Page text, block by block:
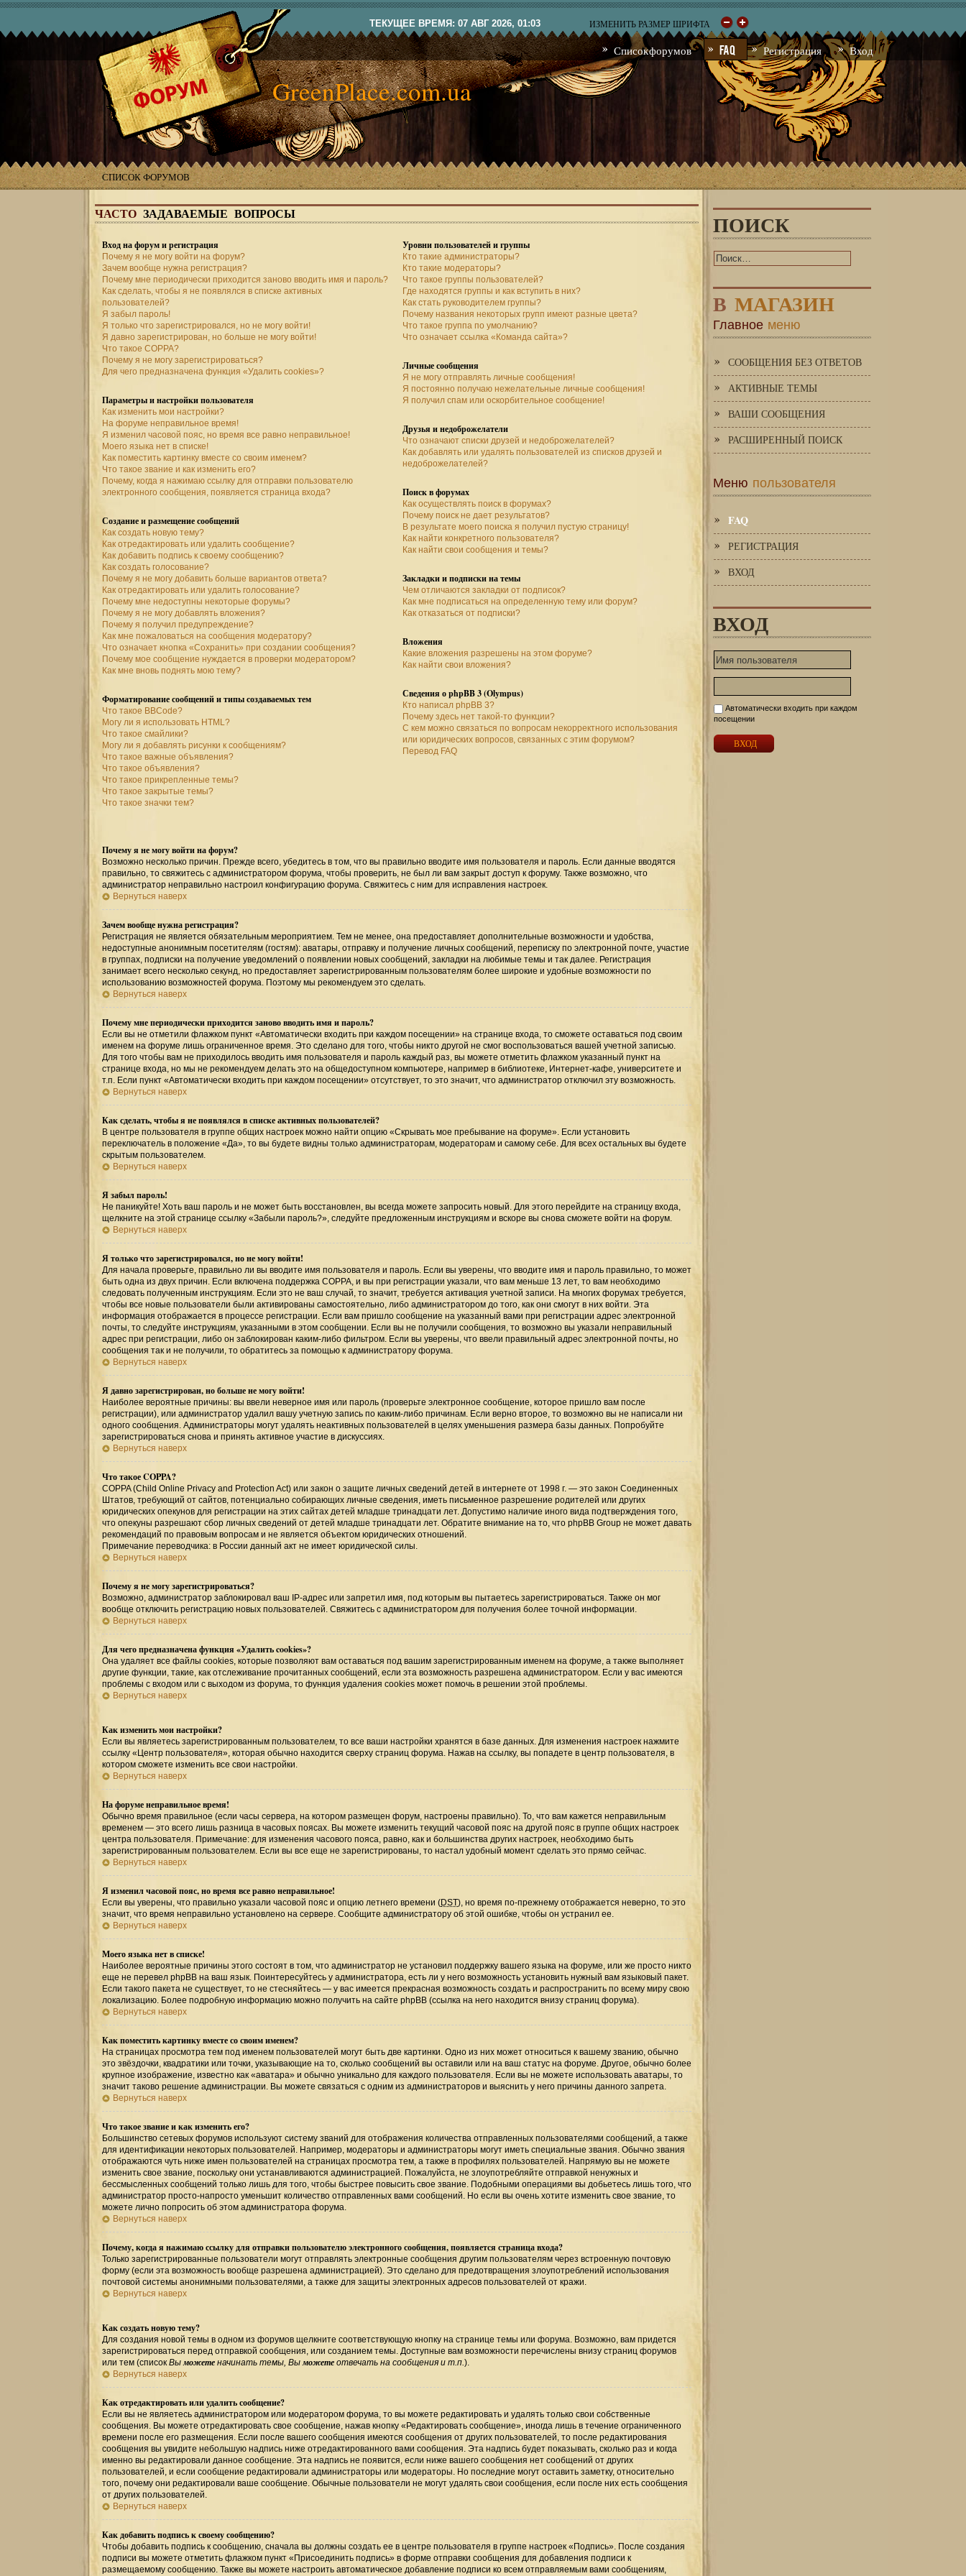
ТЕКУЩЕЕ ВРЕМЯ: 07 АВГ 2026, 01:03 ИЗМЕНИТЬ РАЗМЕР ШРИФТА
Список форумов FAQ Регистрация Вход
GreenPlace.com.ua
СПИСОК ФОРУМОВ
ЧАСТО ЗАДАВАЕМЫЕ ВОПРОСЫ
Вход на форум и регистрация
Почему я не могу войти на форум?
Зачем вообще нужна регистрация?
Почему мне периодически приходится заново вводить имя и пароль?
Как сделать, чтобы я не появлялся в списке активных
пользователей?
Я забыл пароль!
Я только что зарегистрировался, но не могу войти!
Я давно зарегистрирован, но больше не могу войти!
Что такое COPPA?
Почему я не могу зарегистрироваться?
Для чего предназначена функция «Удалить cookies»?
Параметры и настройки пользователя
Как изменить мои настройки?
На форуме неправильное время!
Я изменил часовой пояс, но время все равно неправильное!
Моего языка нет в списке!
Как поместить картинку вместе со своим именем?
Что такое звание и как изменить его?
Почему, когда я нажимаю ссылку для отправки пользователю
электронного сообщения, появляется страница входа?
Создание и размещение сообщений
Как создать новую тему?
Как отредактировать или удалить сообщение?
Как добавить подпись к своему сообщению?
Как создать голосование?
Почему я не могу добавить больше вариантов ответа?
Как отредактировать или удалить голосование?
Почему мне недоступны некоторые форумы?
Почему я не могу добавлять вложения?
Почему я получил предупреждение?
Как мне пожаловаться на сообщения модератору?
Что означает кнопка «Сохранить» при создании сообщения?
Почему мое сообщение нуждается в проверки модератором?
Как мне вновь поднять мою тему?
Форматирование сообщений и типы создаваемых тем
Что такое BBCode?
Могу ли я использовать HTML?
Что такое смайлики?
Могу ли я добавлять рисунки к сообщениям?
Что такое важные объявления?
Что такое объявления?
Что такое прикрепленные темы?
Что такое закрытые темы?
Что такое значки тем?
Уровни пользователей и группы
Кто такие администраторы?
Кто такие модераторы?
Что такое группы пользователей?
Где находятся группы и как вступить в них?
Как стать руководителем группы?
Почему названия некоторых групп имеют разные цвета?
Что такое группа по умолчанию?
Что означает ссылка «Команда сайта»?
Личные сообщения
Я не могу отправлять личные сообщения!
Я постоянно получаю нежелательные личные сообщения!
Я получил спам или оскорбительное сообщение!
Друзья и недоброжелатели
Что означают списки друзей и недоброжелателей?
Как добавлять или удалять пользователей из списков друзей и
недоброжелателей?
Поиск в форумах
Как осуществлять поиск в форумах?
Почему поиск не дает результатов?
В результате моего поиска я получил пустую страницу!
Как найти конкретного пользователя?
Как найти свои сообщения и темы?
Закладки и подписки на темы
Чем отличаются закладки от подписок?
Как мне подписаться на определенную тему или форум?
Как отказаться от подписки?
Вложения
Какие вложения разрешены на этом форуме?
Как найти свои вложения?
Сведения о phpBB 3 (Olympus)
Кто написал phpBB 3?
Почему здесь нет такой-то функции?
С кем можно связаться по вопросам некорректного использования
или юридических вопросов, связанных с этим форумом?
Перевод FAQ
Почему я не могу войти на форум?
Возможно несколько причин. Прежде всего, убедитесь в том, что вы правильно вводите имя пользователя и пароль. Если данные вводятся
правильно, то свяжитесь с администратором форума, чтобы проверить, не был ли вам закрыт доступ к форуму. Также возможно, что
администратор неправильно настроил конфигурацию форума. Свяжитесь с ним для исправления настроек.
Вернуться наверх
Зачем вообще нужна регистрация?
Регистрация не является обязательным мероприятием. Тем не менее, она предоставляет дополнительные возможности и удобства,
недоступные анонимным посетителям (гостям): аватары, отправку и получение личных сообщений, переписку по электронной почте, участие
в группах, подписки на получение уведомлений о появлении новых сообщений, закладки на любимые темы и так далее. Регистрация
занимает всего несколько секунд, но предоставляет зарегистрированным пользователям более широкие и удобные возможности по
использованию возможностей форума. Поэтому мы рекомендуем это сделать.
Вернуться наверх
Почему мне периодически приходится заново вводить имя и пароль?
Если вы не отметили флажком пункт «Автоматически входить при каждом посещении» на странице входа, то сможете оставаться под своим
именем на форуме лишь ограниченное время. Это сделано для того, чтобы никто другой не смог воспользоваться вашей учетной записью.
Для того чтобы вам не приходилось вводить имя пользователя и пароль каждый раз, вы можете отметить флажком указанный пункт на
странице входа, но мы не рекомендуем делать это на общедоступном компьютере, например в библиотеке, Интернет-кафе, университете и
т.п. Если пункт «Автоматически входить при каждом посещении» отсутствует, то это значит, что администратор отключил эту возможность.
Вернуться наверх
Как сделать, чтобы я не появлялся в списке активных пользователей?
В центре пользователя в группе общих настроек можно найти опцию «Скрывать мое пребывание на форуме». Если установить
переключатель в положение «Да», то вы будете видны только администраторам, модераторам и самому себе. Для всех остальных вы будете
скрытым пользователем.
Вернуться наверх
Я забыл пароль!
Не паникуйте! Хоть ваш пароль и не может быть восстановлен, вы всегда можете запросить новый. Для этого перейдите на страницу входа,
щелкните на этой странице ссылку «Забыли пароль?», следуйте предложенным инструкциям и вскоре вы снова сможете войти на форум.
Вернуться наверх
Я только что зарегистрировался, но не могу войти!
Для начала проверьте, правильно ли вы вводите имя пользователя и пароль. Если вы уверены, что вводите имя и пароль правильно, то может
быть одна из двух причин. Если включена поддержка COPPA, и вы при регистрации указали, что вам меньше 13 лет, то вам необходимо
следовать полученным инструкциям. Если это не ваш случай, то значит, требуется активация учетной записи. На многих форумах требуется,
чтобы все новые пользователи были активированы самостоятельно, либо администратором до того, как они смогут в них войти. Эта
информация отображается в процессе регистрации. Если вам пришло сообщение на указанный вами при регистрации адрес электронной
почты, то следуйте инструкциям, указанными в этом сообщении. Если вы не получили сообщения, то возможно вы указали неправильный
адрес при регистрации, либо он заблокирован каким-либо фильтром. Если вы уверены, что ввели правильный адрес электронной почты, но
сообщения так и не получили, то обратитесь за помощью к администратору форума.
Вернуться наверх
Я давно зарегистрирован, но больше не могу войти!
Наиболее вероятные причины: вы ввели неверное имя или пароль (проверьте электронное сообщение, которое пришло вам после
регистрации), или администратор удалил вашу учетную запись по каким-либо причинам. Если верно второе, то возможно вы не написали ни
одного сообщения. Администраторы могут удалять неактивных пользователей в целях уменьшения размера базы данных. Попробуйте
зарегистрироваться снова и принять активное участие в дискуссиях.
Вернуться наверх
Что такое COPPA?
COPPA (Child Online Privacy and Protection Act) или закон о защите личных сведений детей в интернете от 1998 г. — это закон Соединенных
Штатов, требующий от сайтов, потенциально собирающих личные сведения, иметь письменное разрешение родителей или других
юридических опекунов для регистрации на этих сайтах детей младше тринадцати лет. Допустимо наличие иного вида подтверждения того,
что опекуны разрешают сбор личных сведений от детей младше тринадцати лет. Обратите внимание на то, что phpBB Group не может давать
рекомендаций по правовым вопросам и не является объектом юридических отношений.
Примечание переводчика: в России данный акт не имеет юридической силы.
Вернуться наверх
Почему я не могу зарегистрироваться?
Возможно, администратор заблокировал ваш IP-адрес или запретил имя, под которым вы пытаетесь зарегистрироваться. Также он мог
вообще отключить регистрацию новых пользователей. Свяжитесь с администратором для получения более точной информации.
Вернуться наверх
Для чего предназначена функция «Удалить cookies»?
Она удаляет все файлы cookies, которые позволяют вам оставаться под вашим зарегистрированным именем на форуме, а также выполняет
другие функции, такие, как отслеживание прочитанных сообщений, если эта возможность разрешена администратором. Если у вас имеются
проблемы с входом или с выходом из форума, то функция удаления cookies может помочь в решении этой проблемы.
Вернуться наверх
Как изменить мои настройки?
Если вы являетесь зарегистрированным пользователем, то все ваши настройки хранятся в базе данных. Для изменения настроек нажмите
ссылку «Центр пользователя», которая обычно находится сверху страниц форума. Нажав на ссылку, вы попадете в центр пользователя, в
котором сможете изменить все свои настройки.
Вернуться наверх
На форуме неправильное время!
Обычно время правильное (если часы сервера, на котором размещен форум, настроены правильно). То, что вам кажется неправильным
временем — это всего лишь разница в часовых поясах. Вы можете изменить текущий часовой пояс на другой пояс в группе общих настроек
центра пользователя. Примечание: для изменения часового пояса, равно, как и большинства других настроек, необходимо быть
зарегистрированным пользователем. Если вы все еще не зарегистрированы, то настал удобный момент сделать это прямо сейчас.
Вернуться наверх
Я изменил часовой пояс, но время все равно неправильное!
Если вы уверены, что правильно указали часовой пояс и опцию летнего времени (DST), но время по-прежнему отображается неверно, то это
значит, что время неправильно установлено на сервере. Сообщите администратору об этой ошибке, чтобы он устранил ее.
Вернуться наверх
Моего языка нет в списке!
Наиболее вероятные причины этого состоят в том, что администратор не установил поддержку вашего языка на форуме, или же просто никто
еще не перевел phpBB на ваш язык. Поинтересуйтесь у администратора, есть ли у него возможность установить нужный вам языковый пакет.
Если такого пакета не существует, то не стесняйтесь — у вас имеется прекрасная возможность создать и распространить по всему миру свою
локализацию. Более подробную информацию можно получить на сайте phpBB (ссылка на него находится внизу страниц форума).
Вернуться наверх
Как поместить картинку вместе со своим именем?
На страницах просмотра тем под именем пользователей могут быть две картинки. Одно из них может относиться к вашему званию, обычно
это звёздочки, квадратики или точки, указывающие на то, сколько сообщений вы оставили или на ваш статус на форуме. Другое, обычно более
крупное изображение, известно как «аватара» и обычно уникально для каждого пользователя. Если вы не можете использовать аватары, то
значит таково решение администрации. Вы можете связаться с одним из администраторов и выяснить у него причины данного запрета.
Вернуться наверх
Что такое звание и как изменить его?
Большинство сетевых форумов используют систему званий для отображения количества отправленных пользователями сообщений, а также
для идентификации некоторых пользователей. Например, модераторы и администраторы могут иметь специальные звания. Обычно звания
отображаются чуть ниже имен пользователей на страницах просмотра тем, а также в профилях пользователей. Напрямую вы не можете
изменить свое звание, поскольку они устанавливаются администрацией. Пожалуйста, не злоупотребляйте отправкой ненужных и
бессмысленных сообщений только лишь для того, чтобы быстрее повысить свое звание. Подобными операциями вы добьетесь лишь того, что
администратор просто-напросто уменьшит количество отправленных вами сообщений. Но если вы очень хотите изменить свое звание, то
можете лично попросить об этом администратора форума.
Вернуться наверх
Почему, когда я нажимаю ссылку для отправки пользователю электронного сообщения, появляется страница входа?
Только зарегистрированные пользователи могут отправлять электронные сообщения другим пользователям через встроенную почтовую
форму (если эта возможность вообще разрешена администрацией). Это сделано для предотвращения злоупотреблений использования
почтовой системы анонимными пользователями, а также для защиты электронных адресов пользователей от кражи.
Вернуться наверх
Как создать новую тему?
Для создания новой темы в одном из форумов щелкните соответствующую кнопку на странице темы или форума. Возможно, вам придется
зарегистрироваться перед отправкой сообщения, или созданием темы. Доступные вам возможности перечислены внизу страниц форумов
или тем (список Выможете начинать темы, Выможете отвечать на сообщения и т.п.).
Вернуться наверх
Как отредактировать или удалить сообщение?
Если вы не являетесь администратором или модератором форума, то вы можете редактировать и удалять только свои собственные
сообщения. Вы можете отредактировать свое сообщение, нажав кнопку «Редактировать сообщение», иногда лишь в течение ограниченного
времени после его размещения. Если после вашего сообщения имеются сообщения от других пользователей, то после редактирования
сообщения вы увидите небольшую надпись ниже отредактированного вами сообщения. Эта надпись будет показывать, сколько раз и когда
именно вы редактировали данное сообщение. Эта надпись не появится, если ниже вашего сообщения нет сообщений от других
пользователей, и если сообщение редактировали администраторы или модераторы. Но последние могут оставить заметку, относительно
того, почему они редактировали ваше сообщение. Обычные пользователи не могут удалять свои сообщения, если после них есть сообщения
от других пользователей.
Вернуться наверх
Как добавить подпись к своему сообщению?
Чтобы добавить подпись к сообщению, сначала вы должны создать ее в центре пользователя в группе настроек «Подпись». После создания
подписи вы можете отметить флажком пункт «Присоединить подпись» в форме отправки сообщения для добавления подписи к
размещаемому сообщению. Также вы можете настроить автоматическое добавление подписи ко всем отправляемым вами сообщениям,
ПОИСК
В МАГАЗИН
Главное меню
СООБЩЕНИЯ БЕЗ ОТВЕТОВ
АКТИВНЫЕ ТЕМЫ
ВАШИ СООБЩЕНИЯ
РАСШИРЕННЫЙ ПОИСК
Меню пользователя
FAQ
РЕГИСТРАЦИЯ
ВХОД
ВХОД
Автоматически входить при каждом
посещении